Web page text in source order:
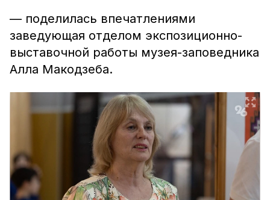
— поделилась впечатлениями
заведующая отделом экспозиционно-
выставочной работы музея-заповедника
Алла Макодзеба.